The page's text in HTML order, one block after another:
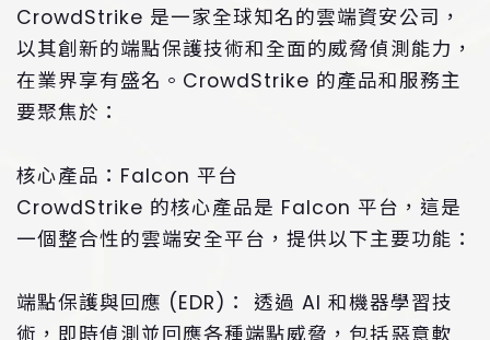
CrowdStrike 是一家全球知名的雲端資安公司，
以其創新的端點保護技術和全面的威脅偵測能力，
在業界享有盛名。CrowdStrike 的產品和服務主
要聚焦於：
核心產品：Falcon 平台
CrowdStrike 的核心產品是 Falcon 平台，這是
一個整合性的雲端安全平台，提供以下主要功能：
端點保護與回應 (EDR)： 透過 AI 和機器學習技
術，即時偵測並回應各種端點威脅，包括惡意軟